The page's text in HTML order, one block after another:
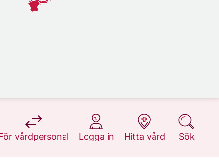
vårdpersonal
på 1177.se
Logga in
på 1177.se
Hitta vård
på 1177.se
Sök
på 1177.se